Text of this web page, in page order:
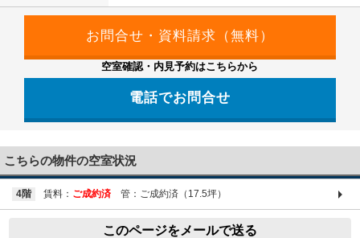
空室確認・内見予約はこちらから
電話でお問合せ
こちらの物件の空室状況
4階 賃料： ご成約済 管：ご成約済（17.5坪）
このページをメールで送る